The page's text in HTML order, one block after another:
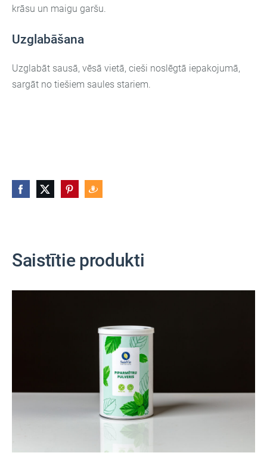
krāsu un maigu garšu.
Uzglabāšana
Uzglabāt sausā, vēsā vietā, cieši noslēgtā iepakojumā,
sargāt no tiešiem saules stariem.
Saistītie produkti